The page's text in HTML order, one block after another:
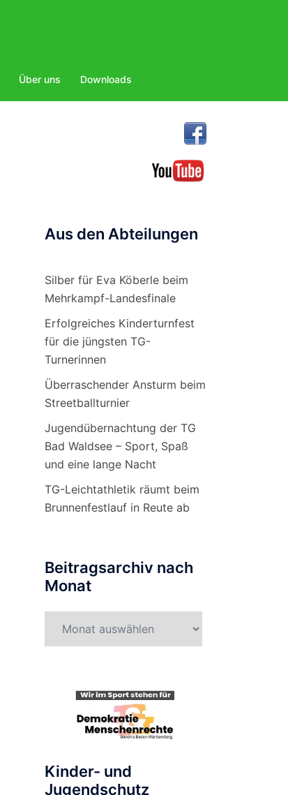
Über uns Downloads
Aus den Abteilungen
Silber für Eva Köberle beim
Mehrkampf-Landesfinale
Erfolgreiches Kinderturnfest
für die jüngsten TG-
Turnerinnen
Überraschender Ansturm beim
Streetballturnier
Jugendübernachtung der TG
Bad Waldsee – Sport, Spaß
und eine lange Nacht
TG-Leichtathletik räumt beim
Brunnenfestlauf in Reute ab
Beitragsarchiv nach
Monat
nach
Kinder- und
Jugendschutz